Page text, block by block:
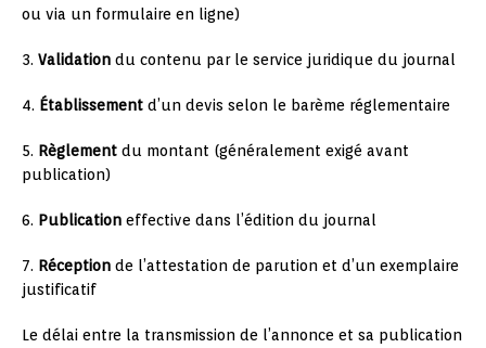
ou via un formulaire en ligne)
3. Validation du contenu par le service juridique du journal
4. Établissement d’un devis selon le barème réglementaire
5. Règlement du montant (généralement exigé avant
publication)
6. Publication effective dans l’édition du journal
7. Réception de l’attestation de parution et d’un exemplaire
justificatif
Le délai entre la transmission de l’annonce et sa publication